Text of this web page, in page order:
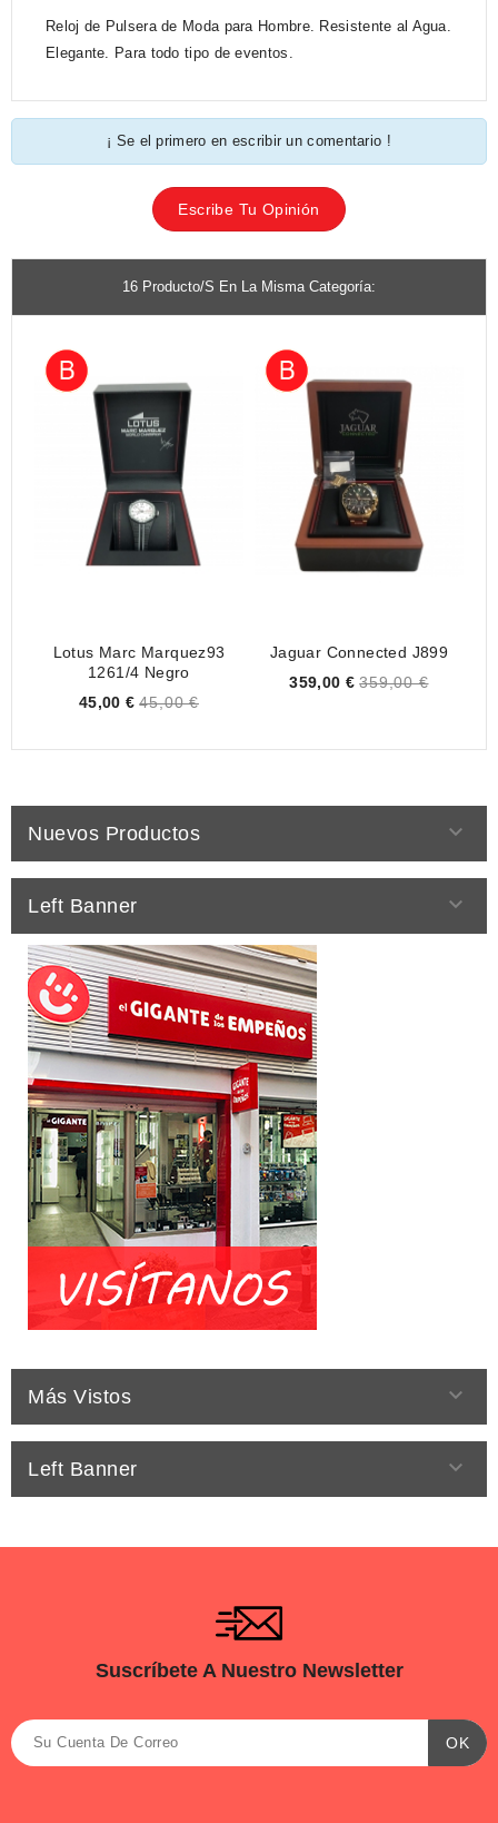
Reloj de Pulsera de Moda para Hombre. Resistente al Agua.
Elegante. Para todo tipo de eventos.
¡ Se el primero en escribir un comentario !
Escribe Tu Opinión
16 Producto/s En La Misma Categoría:
Lotus Marc Marquez93
1261/4 Negro
Price
45,00 € 45,00 €
Jaguar Connected J899
Price
359,00 € 359,00 €
Nuevos Productos 
Left Banner 
Más Vistos 
Left Banner 
Suscríbete A Nuestro Newsletter